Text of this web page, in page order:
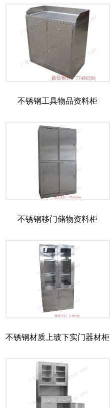
不锈钢工具物品资料柜
不锈钢移门储物资料柜
不锈钢材质上玻下实门器材柜